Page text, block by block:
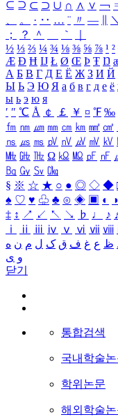
⊆ ⊇ ⊂ ⊃ ∪ ∩ ∧ ∨ ￢
、
。 · ‥ … ¨ 〃 ― ＼
；
？ ＾ ｀
½ ⅓ ⅔ ¼ ¾ ⅛ ⅜ ⅝ ⅞ ¹ ²
Æ Ð Ħ Ĳ Ł Ø Œ Þ Ŧ Ŋ
А Б В Г Д Е Ё Ж З И Й
Ы Ь Э Ю Я а б в г д е ё
ы ь э ю я
′ ″ ℃ Å ￠ ￡ ￥ ¤ ℉ ‰
㎙ ㎚ ㎛ ㎜ ㎝ ㎞ ㎟ ㎠
㎱ ㎲ ㎳ ㎴ ㎵ ㎶ ㎷ ㎸
㎒ ㎓ ㎔ Ω ㏀ ㏁ ㎊ ㎋
㏃ ㏉ ㏜ ㏆
§ ※ ☆ ★ ○ ● ◎ ◇ ◆
♠ ♡ ♥ ♧ ♣ ⊙ ◈ ▣ ◐ ◑
‡ ↕ ↗ ↙ ↖ ↘ ♭ ♩ ♪
ⅰ
ⅱ ⅲ ⅳ ⅴ ⅵ ⅶ ⅷ
ظ ع غ ف ق ک ل م ن ه
و ی
닫기
통합검색
국내학술
학위논문
해외학술논